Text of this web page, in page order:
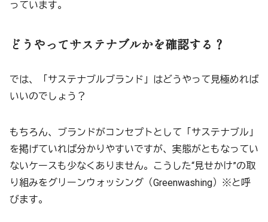
っています。
どうやってサステナブルかを確認する？
では、「サステナブルブランド」はどうやって見極めれば
いいのでしょう？
もちろん、ブランドがコンセプトとして「サステナブル」
を掲げていれば分かりやすいですが、実態がともなってい
ないケースも少なくありません。こうした“見せかけ”の取
り組みをグリーンウォッシング（Greenwashing）※と呼
びます。